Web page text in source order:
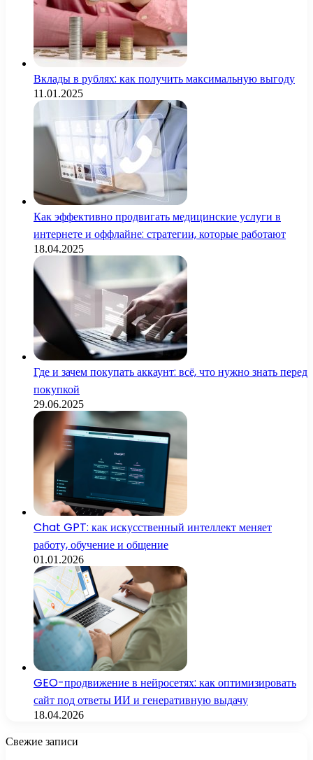
Вклады в рублях: как получить максимальную выгоду
11.01.2025
Как эффективно продвигать медицинские услуги в
интернете и оффлайне: стратегии, которые работают
18.04.2025
Где и зачем покупать аккаунт: всё, что нужно знать перед
покупкой
29.06.2025
Chat GPT: как искусственный интеллект меняет
работу, обучение и общение
01.01.2026
GEO-продвижение в нейросетях: как оптимизировать
сайт под ответы ИИ и генеративную выдачу
18.04.2026
Свежие записи